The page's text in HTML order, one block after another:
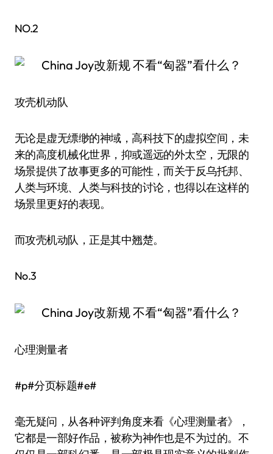
NO.2
攻壳机动队
无论是虚无缥缈的神域，高科技下的虚拟空间，未
来的高度机械化世界，抑或遥远的外太空，无限的
场景提供了故事更多的可能性，而关于反乌托邦、
人类与环境、人类与科技的讨论，也得以在这样的
场景里更好的表现。
而攻壳机动队，正是其中翘楚。
No.3
心理测量者
#p#分页标题#e#
毫无疑问，从各种评判角度来看《心理测量者》，
它都是一部好作品，被称为神作也是不为过的。不